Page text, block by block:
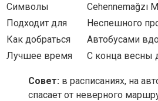
Символы
Cehennemağzı
Подходит для
Неспешного
Как добраться
Автобусами
Лучшее время
С конца весны
Совет: в расписаниях, на
спасает от неверного